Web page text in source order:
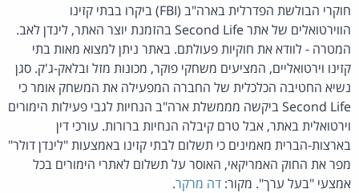
חוקרי הבולשת הפדרלית בארה"ב (FBI) ביקרו בבתי קזינו
הווירטואלים של אתר Second Life בהזמנת יוצר האתר, לינדן לאב.
המטרה - לוודא את חוקיות פעולתם. באתר ניתן למצוא מאות בתי
קזינו וירטואליים, המציעים משחקי פוקר, מכונות מזל ובלאק-ג'ק. סגן
נשיא החטיבה הכלכלית של החברה המפעילה את המשחק אומר כי
Second Life ביקשה מממשלת ארה"ב הנחיות לגבי פעילות הימורים
וירטואלית באתר, אבל טרם קיבלה הנחיות ברורות. עורכי דין
בארצות-הברית מאמינים כי תשלום לבתי קזינו באמצעות "לינדן דולר"
מפר את החוק האמריקאי, האוסר על תשלום לאתרי הימורים בכל
אמצעי "בעל ערך". מקור: דה מרקר.